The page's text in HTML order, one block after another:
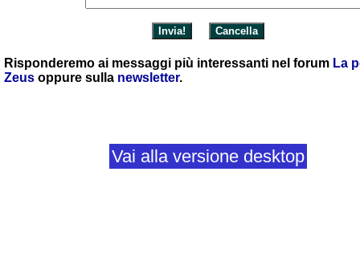
Risponderemo ai messaggi più interessanti nel forum La
Zeus oppure sulla newsletter.
Vai alla versione desktop